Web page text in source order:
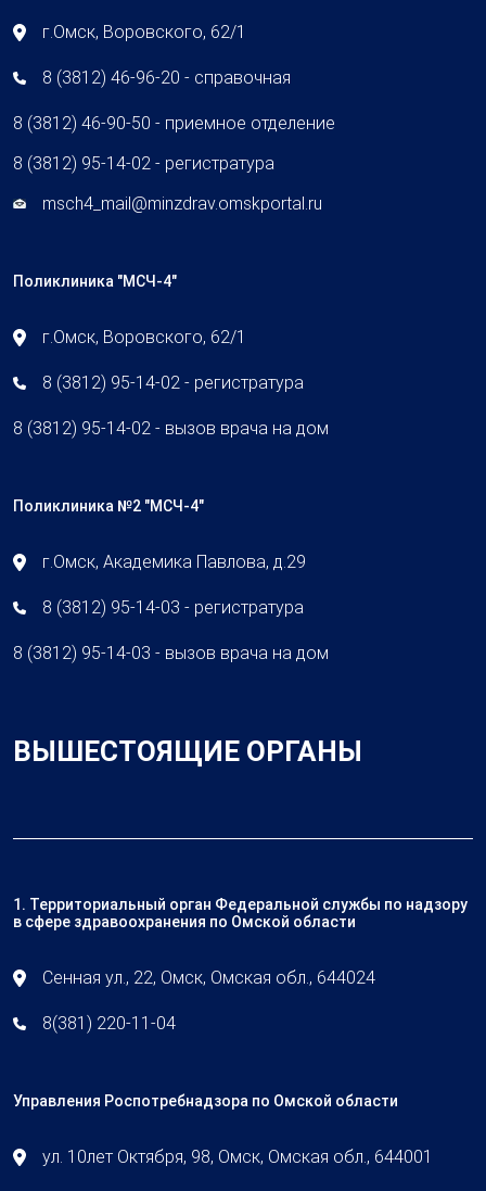
г.Омск, Воровского, 62/1
8 (3812) 46-96-20 - справочная
8 (3812) 46-90-50 - приемное отделение
8 (3812) 95-14-02 - регистратура
msch4_mail@minzdrav.omskportal.ru
Поликлиника "МСЧ-4"
г.Омск, Воровского, 62/1
8 (3812) 95-14-02 - регистратура
8 (3812) 95-14-02 - вызов врача на дом
Поликлиника №2 "МСЧ-4"
г.Омск, Академика Павлова, д.29
8 (3812) 95-14-03 - регистратура
8 (3812) 95-14-03 - вызов врача на дом
ВЫШЕСТОЯЩИЕ ОРГАНЫ
1. Территориальный орган Федеральной службы по надзору
в сфере здравоохранения по Омской области
Сенная ул., 22, Омск, Омская обл., 644024
8(381) 220-11-04
Управления Роспотребнадзора по Омской области
ул. 10лет Октября, 98, Омск, Омская обл., 644001